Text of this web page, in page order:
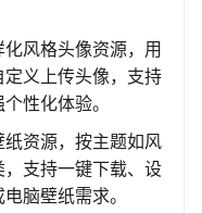
化风格头像资源，用
义上传头像，支持
性化体验。
纸资源，按主题如风
支持一键下载、设
脑壁纸需求。